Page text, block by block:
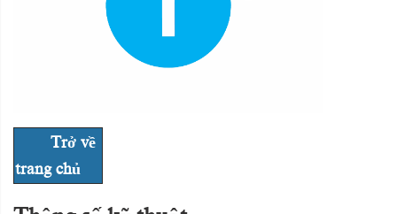
Trở về
trang chủ